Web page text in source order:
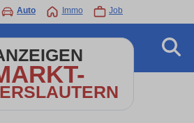
Auto Immo Job